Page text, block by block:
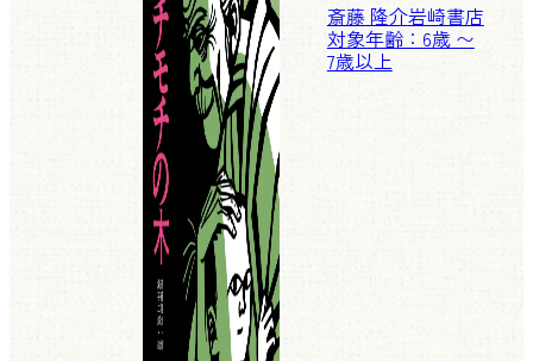
斎藤 隆介岩崎書店
対象年齢：6歳 〜
7歳以上